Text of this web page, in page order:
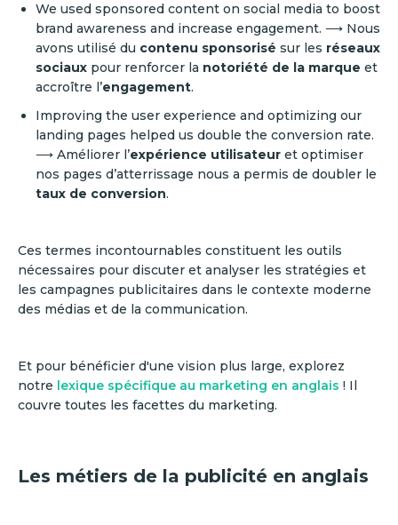
We used sponsored content on social media to boost
brand awareness and increase engagement. ⟶ Nous
avons utilisé du contenu sponsorisé sur les réseaux
sociaux pour renforcer la notoriété de la marque et
accroître l’engagement.
Improving the user experience and optimizing our
landing pages helped us double the conversion rate.
⟶ Améliorer l’expérience utilisateur et optimiser
nos pages d’atterrissage nous a permis de doubler le
taux de conversion.
Ces termes incontournables constituent les outils
nécessaires pour discuter et analyser les stratégies et
les campagnes publicitaires dans le contexte moderne
des médias et de la communication.
Et pour bénéficier d'une vision plus large, explorez
notre lexique spécifique au marketing en anglais ! Il
couvre toutes les facettes du marketing.
Les métiers de la publicité en anglais